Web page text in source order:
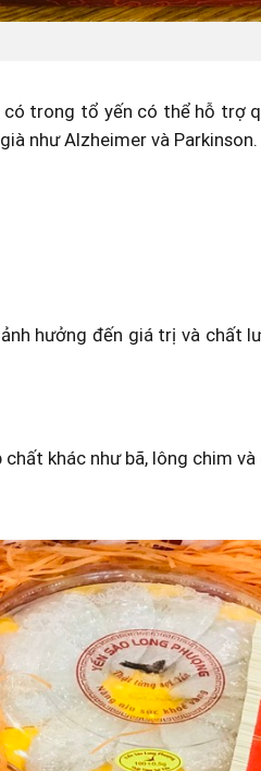
trong tổ yến có thể hỗ trợ
như Alzheimer và Parkinson.
hưởng đến giá trị và chất
khác như bã, lông chim và